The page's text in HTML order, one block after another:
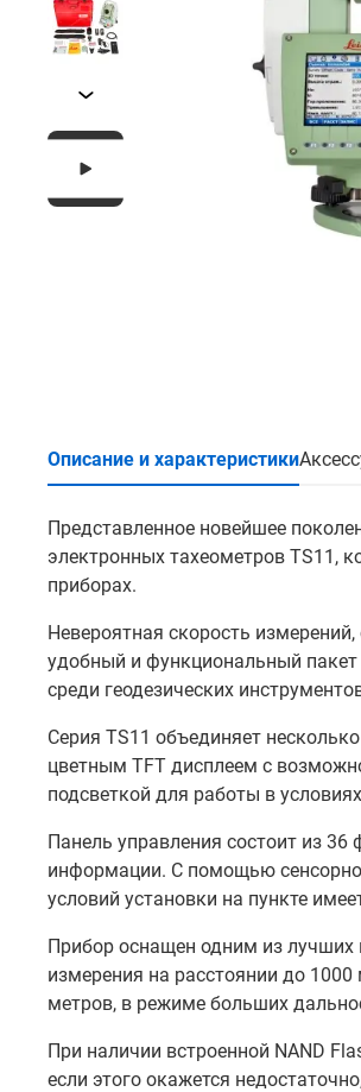
Описание и характеристики
Представленное новейшее
электронных тахеометров TS11,
приборах.
Невероятная скорость
удобный и функциональный
среди геодезических
Серия TS11 объединяет
цветным TFT дисплеем с
подсветкой для работы в
Панель управления состоит из
информации. С помощью
условий установки на пункте
Прибор оснащен одним из
измерения на расстоянии до
метров, в режиме больших
При наличии встроенной NAND
если этого окажется